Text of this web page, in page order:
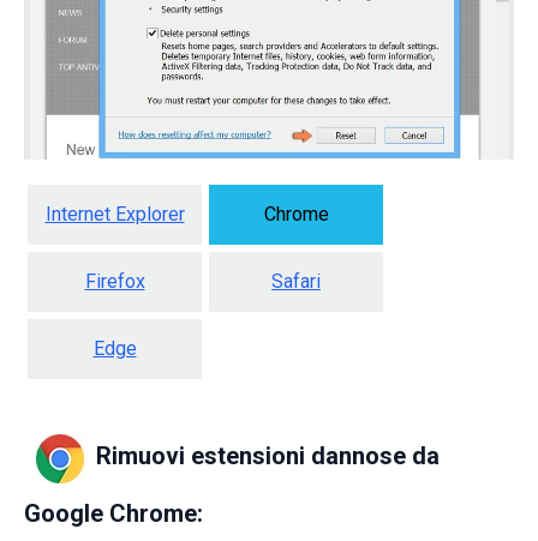
Internet Explorer Chrome
Firefox Safari
Edge
Rimuovi estensioni dannose da
Google Chrome: